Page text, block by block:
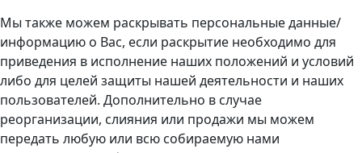
Мы также можем раскрывать персональные данные/
информацию о Вас, если раскрытие необходимо для
приведения в исполнение наших положений и условий
либо для целей защиты нашей деятельности и наших
пользователей. Дополнительно в случае
реорганизации, слияния или продажи мы можем
передать любую или всю собираемую нами